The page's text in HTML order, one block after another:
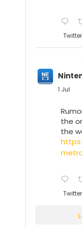
Twitter
1 Jul
the
the
Twitter